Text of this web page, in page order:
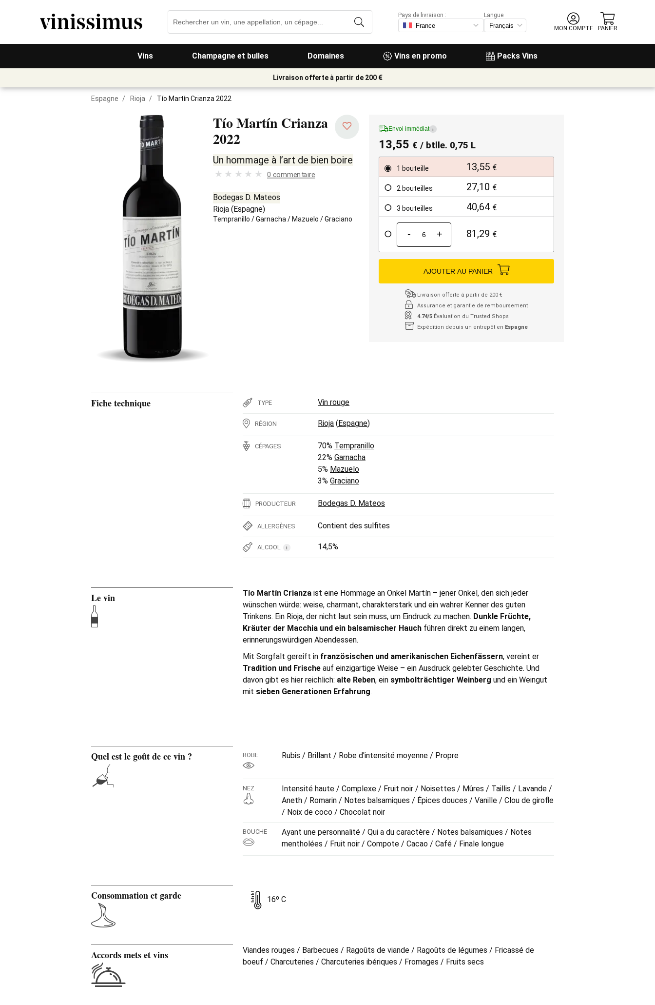
Vins Champagne et bulles Domaines Vins en promo Packs Vins
Pays de livraison :
Langue
MON COMPTE
PANIER
Livraison offerte à partir de 200 €
Espagne / Rioja / Tío Martín Crianza 2022
Tío Martín Crianza
2022
Un hommage à l’art de bien boire
0 commentaire
Bodegas D. Mateos
Rioja (Espagne)
Tempranillo /Garnacha / Mazuelo /Graciano
Envoi immédiat i
13,55 € / btlle. 0,75 L
1 bouteille 13,55 €
2 bouteilles 27,10 €
3 bouteilles 40,64 €
- + 81,29 €
AJOUTER AU PANIER
Livraison offerte à partir de 200 €
Assurance et garantie de remboursement
4.74/5 Évaluation du Trusted Shops
Expédition depuis un entrepôt en Espagne
Fiche technique TYPE Vin rouge
RÉGION Rioja (Espagne)
CÉPAGES 70% Tempranillo
22% Garnacha
5% Mazuelo
3% Graciano
PRODUCTEUR Bodegas D. Mateos
ALLERGÈNES Contient des sulfites
ALCOOL i 14,5%
Le vin Tío Martín Crianza ist eine Hommage an Onkel Martín – jener Onkel, den sich jeder
wünschen würde: weise, charmant, charakterstark und ein wahrer Kenner des guten
Trinkens. Ein Rioja, der nicht laut sein muss, um Eindruck zu machen. Dunkle Früchte,
Kräuter der Macchia und ein balsamischer Hauch führen direkt zu einem langen,
erinnerungswürdigen Abendessen.
Mit Sorgfalt gereift in französischen und amerikanischen Eichenfässern, vereint er
Tradition und Frische auf einzigartige Weise – ein Ausdruck gelebter Geschichte. Und
davon gibt es hier reichlich: alte Reben, ein symbolträchtiger Weinberg und ein Weingut
mit sieben Generationen Erfahrung.
Quel est le goût de ce vin ? ROBE Rubis / Brillant / Robe d'intensité moyenne / Propre
NEZ
Intensité haute / Complexe / Fruit noir / Noisettes / Mûres / Taillis / Lavande /
Aneth / Romarin / Notes balsamiques / Épices douces / Vanille / Clou de girofle
/ Noix de coco / Chocolat noir
BOUCHE
Ayant une personnalité / Qui a du caractère / Notes balsamiques / Notes
mentholées / Fruit noir / Compote / Cacao / Café / Finale longue
Consommation et garde 16º C
Accords mets et vins
Viandes rouges / Barbecues / Ragoûts de viande / Ragoûts de légumes / Fricassé de
boeuf / Charcuteries / Charcuteries ibériques / Fromages / Fruits secs